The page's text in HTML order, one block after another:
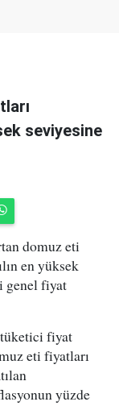
seviyesine
domuz eti
en yüksek
genel fiyat
fiyat
eti fiyatları
yüzde